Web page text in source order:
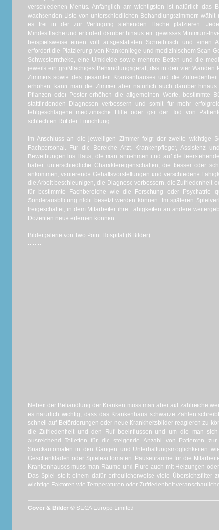
verschiedenen Menüs. Anfänglich am wichtigsten ist natürlich das
wachsenden Liste von unterschiedlichen Behandlungszimmern
es frei in der zur Verfügung stehenden Fläche platzieren.
Mindestfläche und erfordert darüber hinaus ein gewisses Minimum-
beispielsweise einen voll ausgestatteten Schreibtisch und einen
erfordert die Platzierung von Krankenliege und medizinischem Scan-
Schwesterntheke, eine Umkleide sowie mehrere Betten und die
jeweils ein großflächiges Behandlungsgerät, das in den vier Wänden
Zimmers sowie des gesamten Krankenhauses und die
erhöhen, kann man die Zimmer aber natürlich auch darüber
Pflanzen oder Poster erhöhen die allgemeinen Werte, bestimmte
stattfindenden Diagnosen verbessern und somit für mehr
fehlgeschlagene medizinische Hilfe oder gar der Tod von
schlechten Ruf der Einrichtung.
Im Anschluss an die jeweiligen Zimmer folgt der zweite wichtige
Fachpersonal. Für die Bereiche Arzt, Krankenpfleger, Assistenz
Bewerbungen ins Haus, die man annehmen und auf die
haben unterschiedliche Charaktereigenschaften, die besser oder
ankommen, variierende Gehaltsvorstellungen und verschiedene
die Arbeit beschleunigen, die Diagnose verbessern, die Zufriedenheit
für bestimmte Fachbereiche wie die Forschung oder Psychatrie
Sonderausbildung nicht besetzt werden können. Im späteren
freigeschaltet, in dem Mitarbeiter ihre Fähigkeiten an andere
Dozenten neue erlernen können.
Bildergalerie von Two Point Hospital (6 Bilder)
Neben der Behandlung der Kranken muss man aber auf zahlreiche
es natürlich wichtig, dass das Krankenhaus schwarze Zahlen
schnell auf Beförderungen oder neue Krankheitsbilder reagieren zu
die Zufriedenheit und den Ruf beeinflussen und um die man
ausreichend Toiletten für die steigende Anzahl von Patienten
Snackautomaten in den Gängen und Unterhaltungsmöglichkeiten
Geschenkläden oder Spieleautomaten. Pausenräume für die
Krankenhauses muss man Räume und Flure auch mit Heizungen
Das Spiel stellt einem dafür erfreulicherweise viele Übersichtsfilter
wichtige Faktoren wie Temperaturen oder Zufriedenheit
Cover & Bilder © SEGA Europe Limited